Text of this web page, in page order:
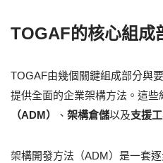
TOGAF的核心組成
TOGAF由幾個關鍵組成部分與
提供全面的企業架構方法。這些
（ADM）
、 架構倉儲以及支援
架構開發方法（ADM）是一套